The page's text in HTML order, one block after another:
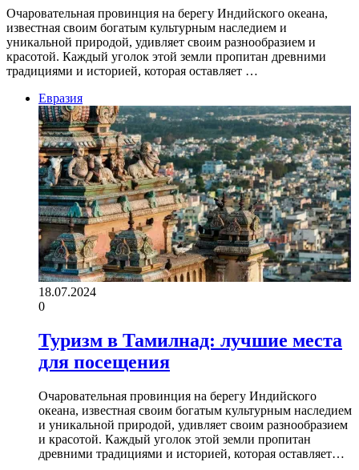
Очаровательная провинция на берегу Индийского океана,
известная своим богатым культурным наследием и
уникальной природой, удивляет своим разнообразием и
красотой. Каждый уголок этой земли пропитан древними
традициями и историей, которая оставляет …
Евразия
18.07.2024
0
Туризм в Тамилнад: лучшие места
для посещения
Очаровательная провинция на берегу Индийского
океана, известная своим богатым культурным наследием
и уникальной природой, удивляет своим разнообразием
и красотой. Каждый уголок этой земли пропитан
древними традициями и историей, которая оставляет…